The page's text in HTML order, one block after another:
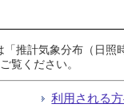
推計気象分布（日
覧ください。
利用される